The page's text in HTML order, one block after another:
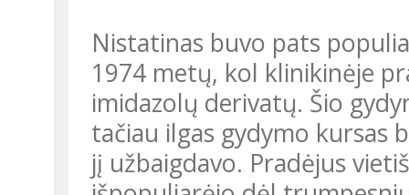
Nistatinas buvo pats
1974 metų, kol klinikinėje
imidazolų derivatų. Šio
tačiau ilgas gydymo kursas
jį užbaigdavo. Pradėjus